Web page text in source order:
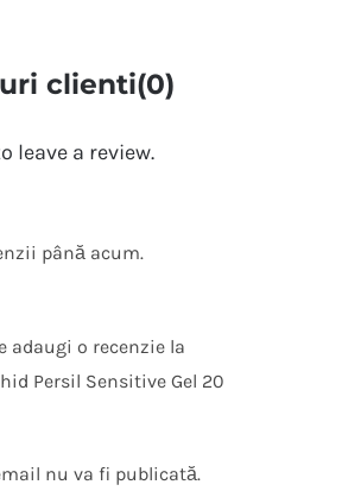
clienti(0)
leave a review.
până acum.
adaugi o recenzie la
Persil Sensitive Gel 20
nu va fi publicată.